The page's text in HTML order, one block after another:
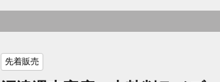
先着販売